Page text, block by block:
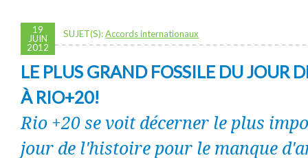
19
JUIN
2012
SUJET(S):Accords internationaux
LE PLUS GRAND FOSSILE DU JOUR
À RIO+20!
Rio +20 se voit décerner le plus
jour de l'histoire pour le manque